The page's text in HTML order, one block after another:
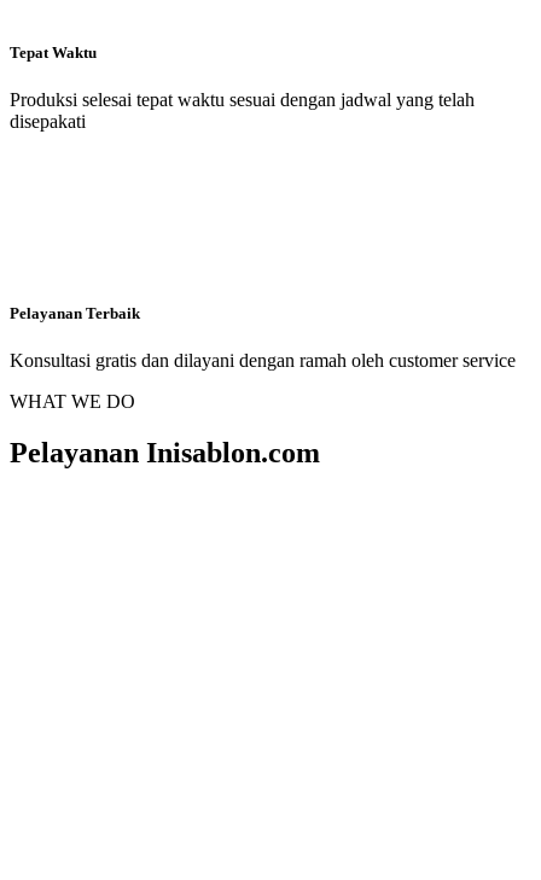
Tepat Waktu
Produksi selesai tepat waktu sesuai dengan jadwal yang telah
disepakati
Pelayanan Terbaik
Konsultasi gratis dan dilayani dengan ramah oleh customer service
WHAT WE DO
Pelayanan Inisablon.com